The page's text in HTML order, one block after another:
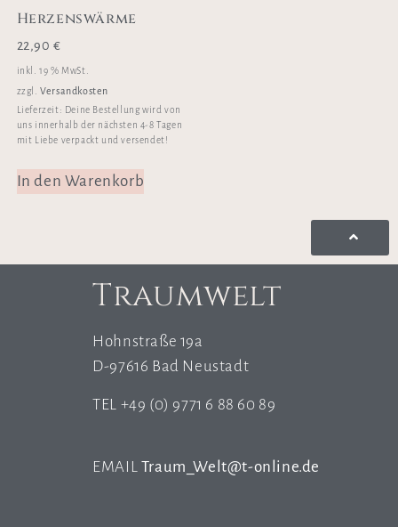
Herzenswärme
22,90€
inkl. 19 % MwSt.
zzgl.Versandkosten
Lieferzeit: Deine Bestellung wird von
uns innerhalb der nächsten 4-8 Tagen
mit Liebe verpackt und versendet!
In den Warenkorb
Traumwelt
Hohnstraße 19a
D-97616 Bad Neustadt
TEL +49 (0) 9771 6 88 60 89
EMAIL Traum_Welt@t-online.de